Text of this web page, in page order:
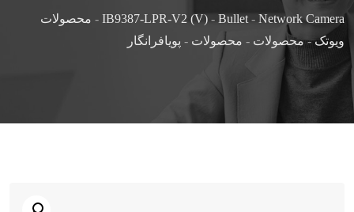
IB9387-LPR-V2 (V) - Bullet - Network Camera
- محصولات
ویوتک-محصولات - محصولات - پویافرانگار